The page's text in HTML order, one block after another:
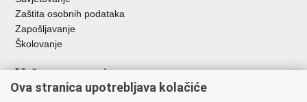
Zaštita osobnih podataka
Zapošljavanje
Školovanje
Važne poveznice
Ministarstvo unutarnjih poslova
Ova stranica upotrebljava kolačiće